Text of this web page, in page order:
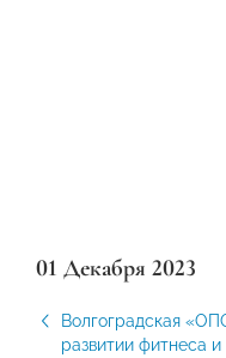
01 Декабря 2023
Волгоградская
развитии фитнеса